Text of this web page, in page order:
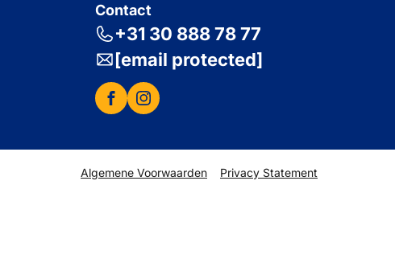
Contact
+31 30 888 78 77
[email protected]
Algemene Voorwaarden Privacy Statement